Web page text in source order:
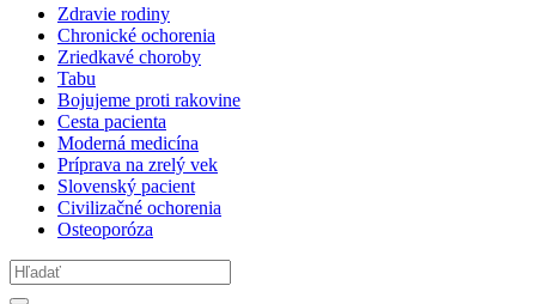
Zdravie rodiny
Chronické ochorenia
Zriedkavé choroby
Tabu
Bojujeme proti rakovine
Cesta pacienta
Moderná medicína
Príprava na zrelý vek
Slovenský pacient
Civilizačné ochorenia
Osteoporóza